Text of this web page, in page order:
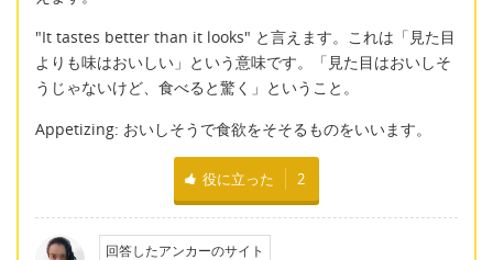
"It tastes better than it looks" と言えます。これは「見た目
よりも味はおいしい」という意味です。「見た目はおいしそ
うじゃないけど、食べると驚く」ということ。
Appetizing: おいしそうで食欲をそそるものをいいます。
役に立った 2
回答したアンカーのサイト